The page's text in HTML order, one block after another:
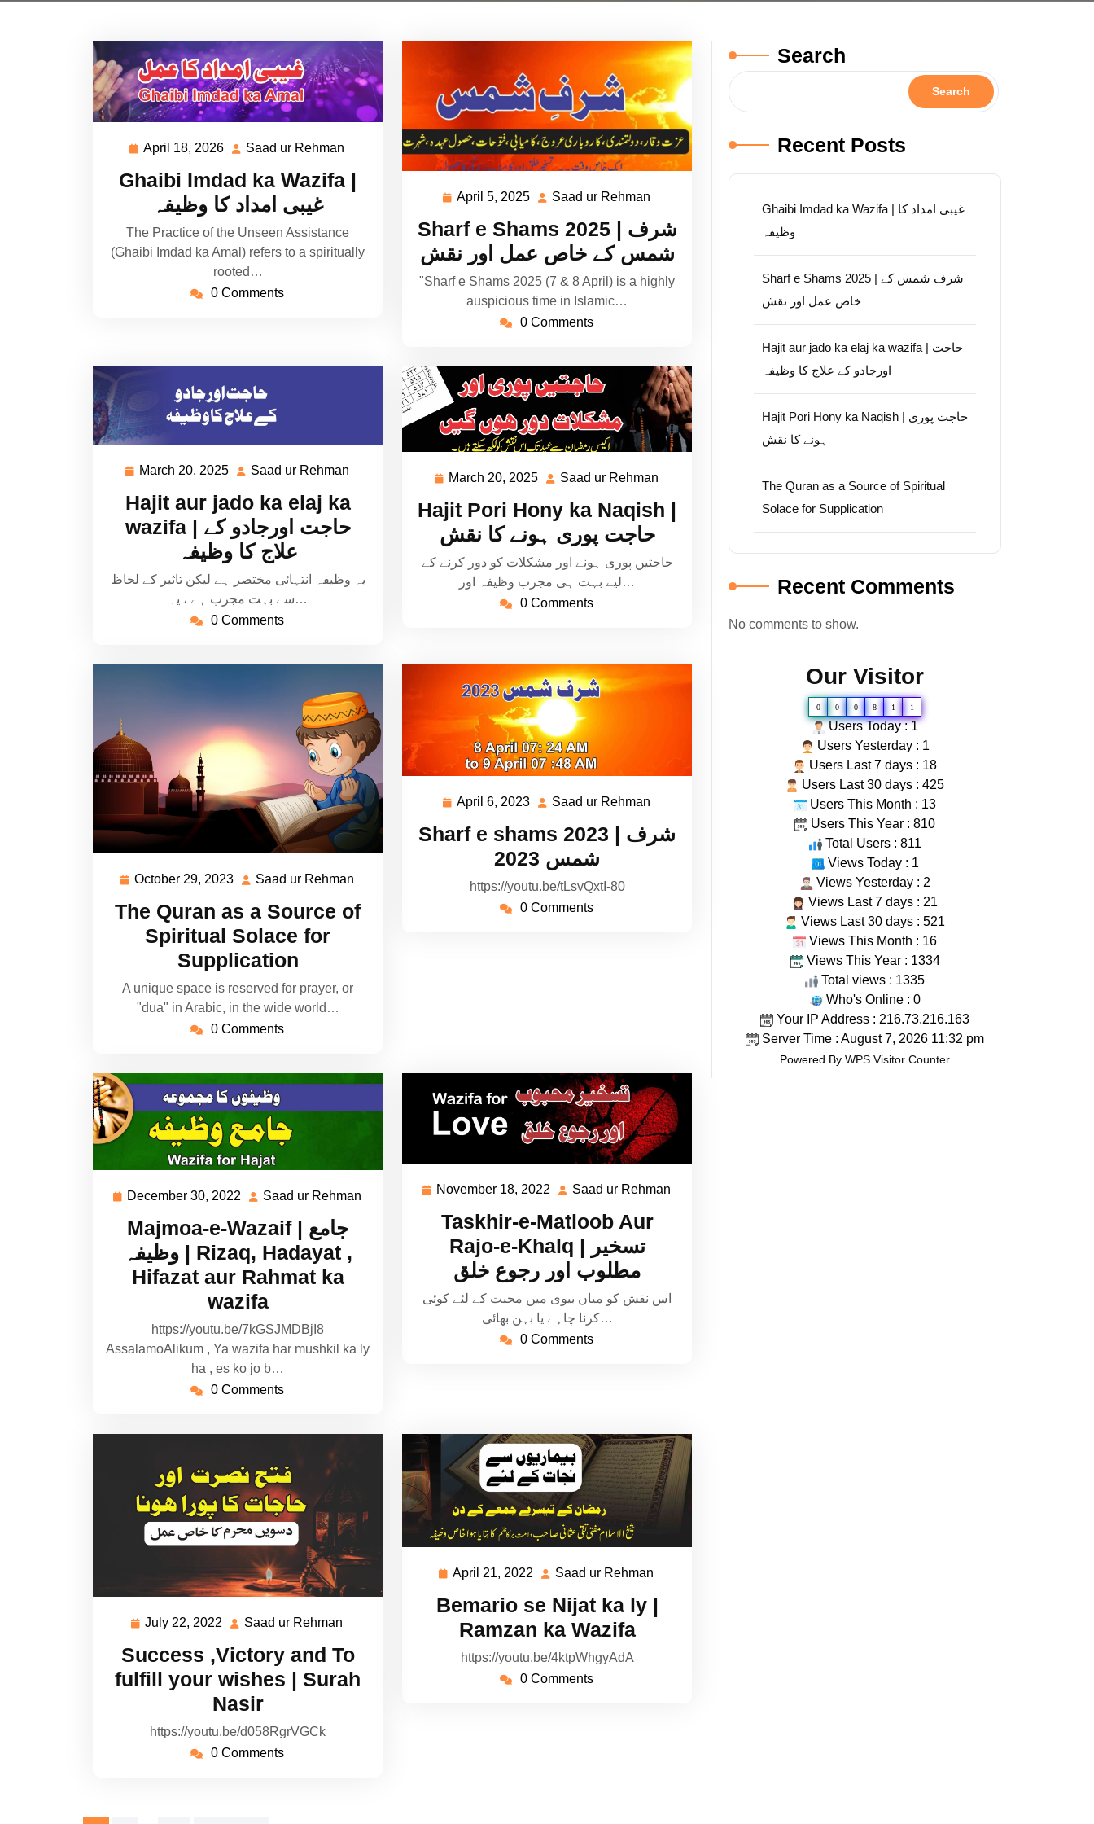
April 18, 2026 April
2026
Saad ur Rehman
Ghaibi Imdad ka Wazifa |
غیبی امداد کا وظیفہ
The Practice of the Unseen Assistance
(Ghaibi Imdad ka Amal) refers to a spiritually
rooted…
0 Comments
April 5, 2025 April
2025
Saad ur Rehman
Rehman
Sharf e Shams 2025 | شرف
شمس کے خاص عمل اور نقش
"Sharf e Shams 2025 (7 & 8 April) is a highly
auspicious time in Islamic…
0 Comments
March 20, 2025 March
2025
Saad ur Rehman
Rehman
Hajit aur jado ka elaj ka
wazifa | حاجت اورجادو کے
علاج کا وظیفہ
یہ وظیفہ انتہائی مختصر ہے لیکن تاثیر کے لحاظ
سے بہت مجرب ہے ، یہ…
0 Comments
March 20, 2025 March
2025
Saad ur Rehman
Rehman
Hajit Pori Hony ka Naqish |
حاجت پوری ہونے کا نقش
حاجتیں پوری ہونے اور مشکلات کو دور کرنے کے
لیے بہت ہی مجرب وظیفہ اور…
0 Comments
October 29, 2023 October
2023
Saad ur Rehman
Rehman
The Quran as a Source of
Spiritual Solace for
Supplication
A unique space is reserved for prayer, or
"dua" in Arabic, in the wide world…
0 Comments
April 6, 2023 April
2023
Saad ur Rehman
Rehman
Sharf e shams 2023 | شرف
شمس 2023
https://youtu.be/tLsvQxtI-80
0 Comments
December 30, 2022 December
2022
Saad ur Rehman
Majmoa-e-Wazaif | جامع
وظیفہ | Rizaq, Hadayat ,
Hifazat aur Rahmat ka
wazifa
https://youtu.be/7kGSJMDBjI8
AssalamoAlikum , Ya wazifa har mushkil ka ly
ha , es ko jo b…
0 Comments
November 18, 2022 November
2022
Saad ur Rehman
Taskhir-e-Matloob Aur
Rajo-e-Khalq | تسخیر
مطلوب اور رجوع خلق
اس نقش کو میاں بیوی میں محبت کے لئے کوئی
کرنا چاہے یا بہن بھائی…
0 Comments
July 22, 2022
July
2022
Saad ur Rehman
Rehman
Success ,Victory and To
fulfill your wishes | Surah
Nasir
https://youtu.be/d058RgrVGCk
0 Comments
April 21, 2022
April
2022
Saad ur Rehman
Bemario se Nijat ka ly |
Ramzan ka Wazifa
https://youtu.be/4ktpWhgyAdA
0 Comments
Search
Search
Recent Posts
Ghaibi Imdad ka Wazifa | غیبی امداد کا
وظیفہ
Sharf e Shams 2025 | شرف شمس کے
خاص عمل اور نقش
Hajit aur jado ka elaj ka wazifa | حاجت
اورجادو کے علاج کا وظیفہ
Hajit Pori Hony ka Naqish | حاجت پوری
ہونے کا نقش
The Quran as a Source of Spiritual
Solace for Supplication
Recent Comments
No comments to show.
Our Visitor
0 0 0 8 1 1
Users Today : 1
Users Yesterday : 1
Users Last 7 days : 18
Users Last 30 days : 425
Users This Month : 13
Users This Year : 810
Total Users : 811
Views Today : 1
Views Yesterday : 2
Views Last 7 days : 21
Views Last 30 days : 521
Views This Month : 16
Views This Year : 1334
Total views : 1335
Who's Online : 0
Your IP Address : 216.73.216.163
Server Time : August 7, 2026 11:32 pm
Powered By WPS Visitor Counter